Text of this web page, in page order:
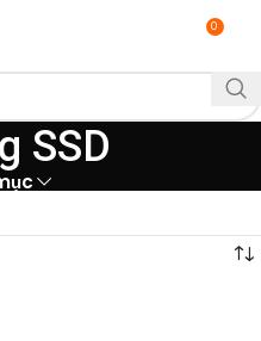
0
SSD